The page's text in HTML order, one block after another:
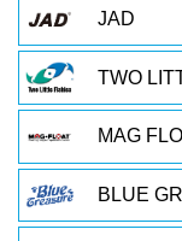
JAD
TWO
MAG
BLUE